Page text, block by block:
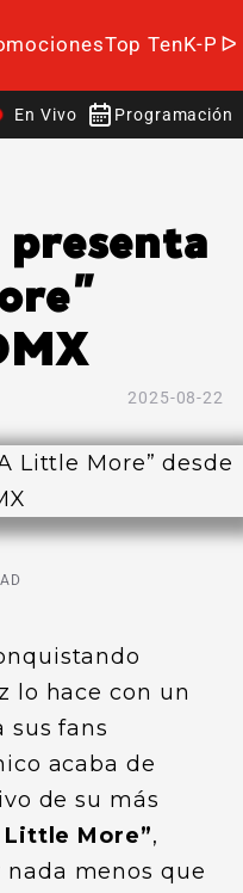
Top TenK-Pop
En Vivo Programación
2025-08-22
lo hace con un
sus fans
acaba de
de su más
Little More”,
menos que